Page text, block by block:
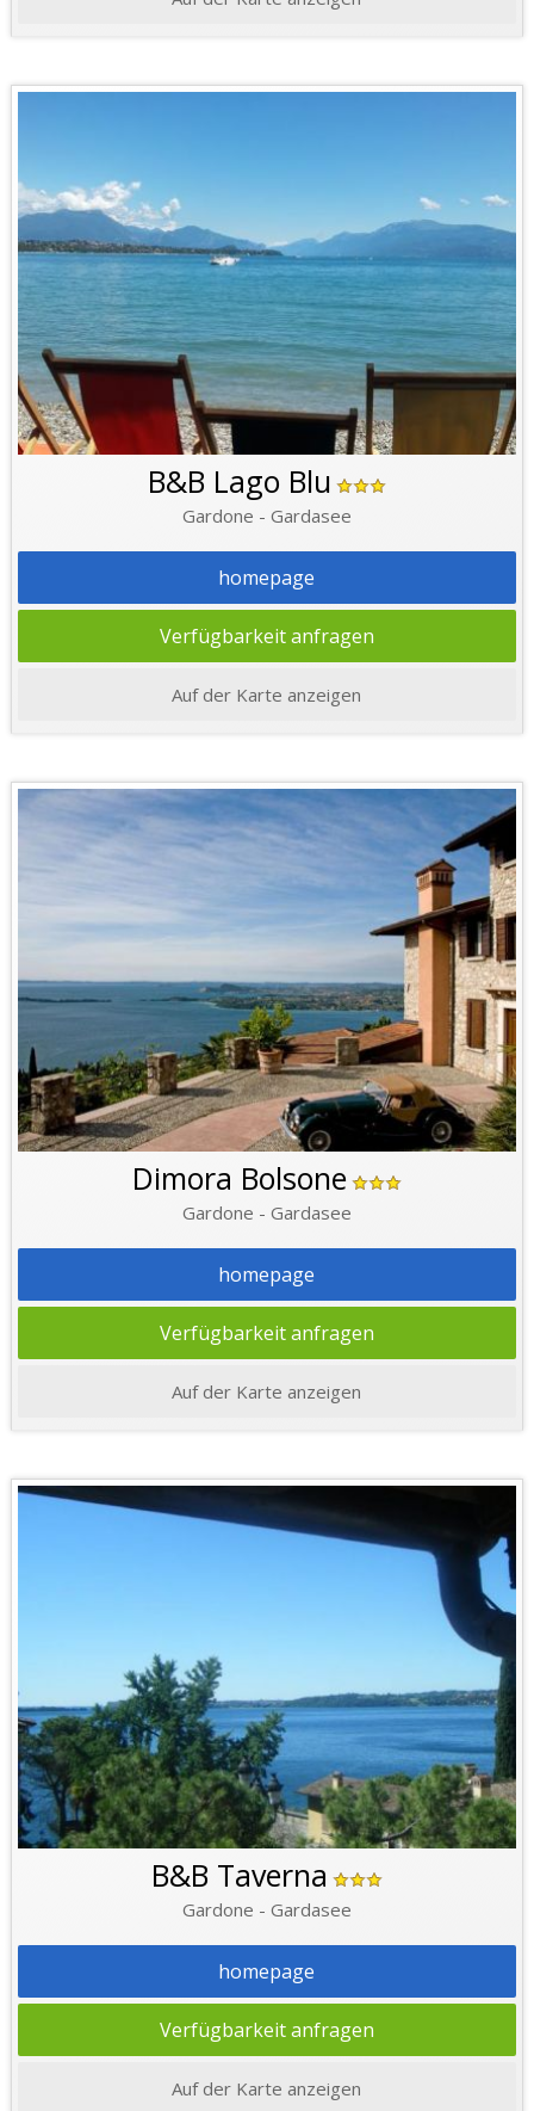
B&B Lago Blu
Gardone - Gardasee
homepage
Verfügbarkeit anfragen
Auf der Karte anzeigen
Dimora Bolsone
Gardone - Gardasee
homepage
Verfügbarkeit anfragen
Auf der Karte anzeigen
B&B Taverna
Gardone - Gardasee
homepage
Verfügbarkeit anfragen
Auf der Karte anzeigen